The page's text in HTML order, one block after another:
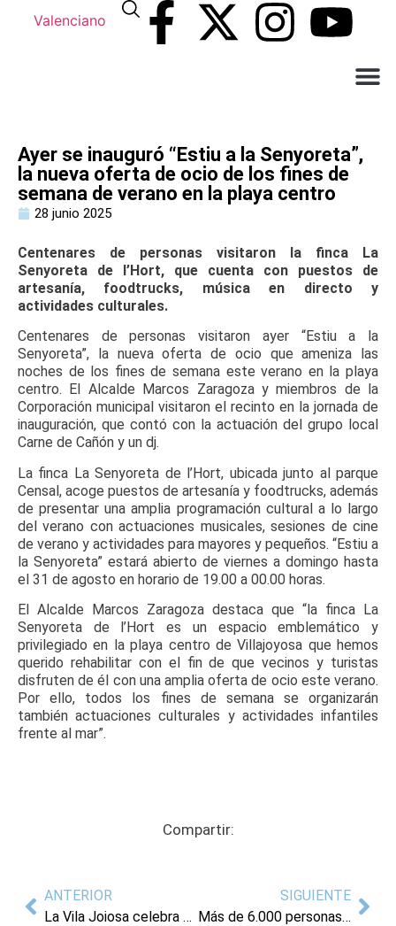
Valenciano
Ayer se inauguró “Estiu a la Senyoreta”,
la nueva oferta de ocio de los fines de
semana de verano en la playa centro
28 junio 2025
Centenares de personas visitaron la finca La
Senyoreta de l’Hort, que cuenta con puestos de
artesanía, foodtrucks, música en directo y
actividades culturales.
Centenares de personas visitaron ayer “Estiu a la
Senyoreta”, la nueva oferta de ocio que ameniza las
noches de los fines de semana este verano en la playa
centro. El Alcalde Marcos Zaragoza y miembros de la
Corporación municipal visitaron el recinto en la jornada de
inauguración, que contó con la actuación del grupo local
Carne de Cañón y un dj.
La finca La Senyoreta de l’Hort, ubicada junto al parque
Censal, acoge puestos de artesanía y foodtrucks, además
de presentar una amplia programación cultural a lo largo
del verano con actuaciones musicales, sesiones de cine
de verano y actividades para mayores y pequeños. “Estiu a
la Senyoreta” estará abierto de viernes a domingo hasta
el 31 de agosto en horario de 19.00 a 00.00 horas.
El Alcalde Marcos Zaragoza destaca que “la finca La
Senyoreta de l’Hort es un espacio emblemático y
privilegiado en la playa centro de Villajoyosa que hemos
querido rehabilitar con el fin de que vecinos y turistas
disfruten de él con una amplia oferta de ocio este verano.
Por ello, todos los fines de semana se organizarán
también actuaciones culturales y actividades infantiles
frente al mar”.
Compartir:
ANTERIOR
La Vila Joiosa celebra el dia de l’Orgull juntament amb el col·lectiu Vila Diversitat
SIGUIENTE
Más de 6.000 personas vibran al ritmo de la música pop y rock en la segunda edición del Maror Festival